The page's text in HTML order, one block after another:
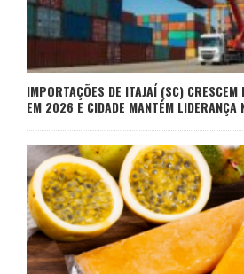
IMPORTAÇÕES DE ITAJAÍ (SC)
EM 2026 E CIDADE MANTÉM LIDERANÇA